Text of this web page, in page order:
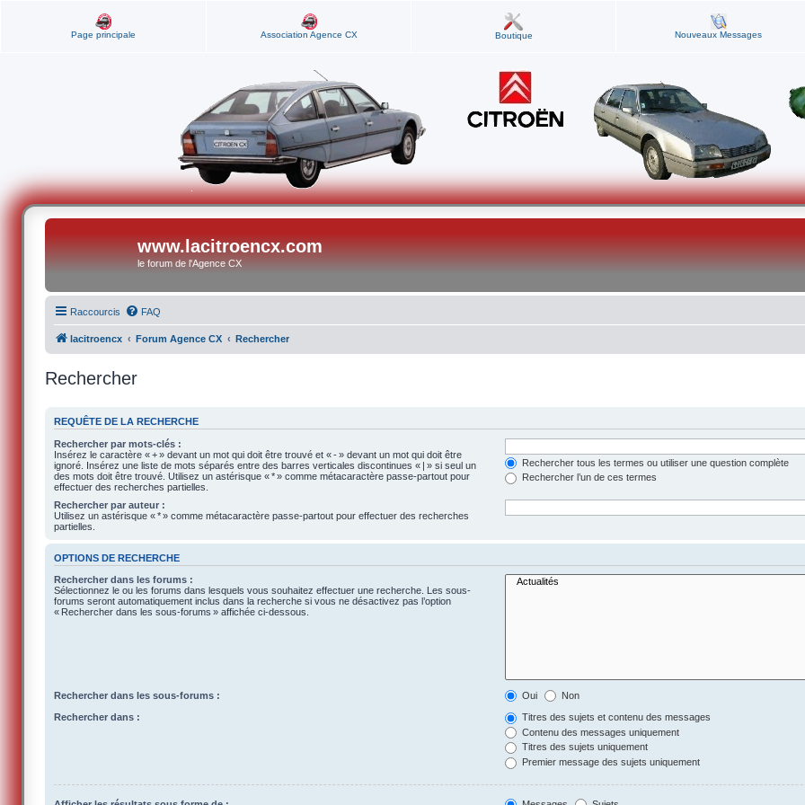
Page principale Association Agence CX Boutique Nouveaux Messages
www.lacitroencx.com
le forum de l'Agence CX
Raccourcis FAQ
lacitroencx Forum Agence CX Rechercher
Rechercher
REQUÊTE DE LA RECHERCHE
Rechercher par mots-clés :
Insérez le caractère « + » devant un mot qui doit être trouvé et « - » devant un mot qui doit être
ignoré. Insérez une liste de mots séparés entre des barres verticales discontinues « | » si seul un
des mots doit être trouvé. Utilisez un astérisque « * » comme métacaractère passe-partout pour
effectuer des recherches partielles.
Rechercher tous les termes ou utiliser une question complète
Rechercher l’un de ces termes
Rechercher par auteur :
Utilisez un astérisque « * » comme métacaractère passe-partout pour effectuer des recherches
partielles.
OPTIONS DE RECHERCHE
Rechercher dans les forums :
Sélectionnez le ou les forums dans lesquels vous souhaitez effectuer une recherche. Les sous-
forums seront automatiquement inclus dans la recherche si vous ne désactivez pas l’option
« Rechercher dans les sous-forums » affichée ci-dessous.
Rechercher dans les sous-forums : Oui Non
Rechercher dans :
Titres des sujets et contenu des messages
Contenu des messages uniquement
Titres des sujets uniquement
Premier message des sujets uniquement